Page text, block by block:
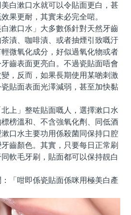
白漱口水就可以令貼面更白，甚
果更耐，其實未必完全啱。
口水」大多數係針對天然牙齒
漬、咖啡漬、或者抽煙引致嘅汙
微氧化成分，好似過氧化物或者
齒表面更亮白。不過瓷貼面唔會
，反而，如果長期使用某啲刺激
貼面表面光澤減弱，甚至加快黏
」整咗貼面嘅人，選擇漱口水
榜溫和、不含強氧化劑、同低酒
口水主要功用係殺菌同保持口腔
齒顏色。其實，只要每日正常刷
軟毛牙刷，貼面都可以保持靚白
咁即係瓷貼面係咪用極美白產